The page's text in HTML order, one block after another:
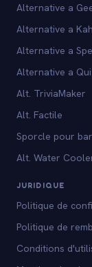
Alternative a
Alternative a
Alternative a
Alternative a
Alt. TriviaMaker
Alt. Factile
Sporcle pour
Alt. Water
JURIDIQUE
Politique de
Politique de
Conditions